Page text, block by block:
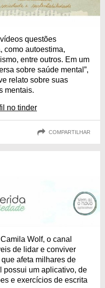
questões
como autoestima,
entre outros. Em um
sobre saúde mental”,
relato sobre suas
mentais.
no tinder
COMPARTILHAR
Wolf, o canal
de lidar e conviver
afeta milhares de
possui um aplicativo, de
e exercícios de escrita